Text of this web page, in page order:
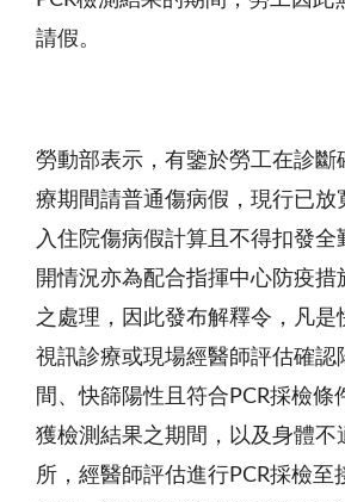
請假。
勞動部表示，有鑒於勞工在診斷
療期間請普通傷病假，現行已放
入住院傷病假計算且不得扣發全
開情況亦為配合指揮中心防疫措
之處理，因此發布解釋令，凡是
視訊診療或現場經醫師評估確認
間、快篩陽性且符合PCR採檢條
獲檢測結果之期間，以及身體不
所，經醫師評估進行PCR採檢至